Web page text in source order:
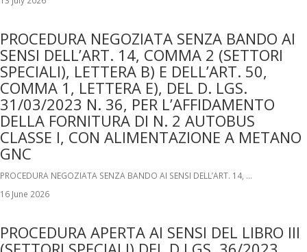
PROCEDURA NEGOZIATA SENZA BANDO AI
SENSI DELL’ART. 14, COMMA 2 (SETTORI
SPECIALI), LETTERA B) E DELL’ART. 50,
COMMA 1, LETTERA E), DEL D. LGS.
31/03/2023 N. 36, PER L’AFFIDAMENTO
DELLA FORNITURA DI N. 2 AUTOBUS
CLASSE I, CON ALIMENTAZIONE A METANO
GNC
PROCEDURA NEGOZIATA SENZA BANDO AI SENSI DELL’ART. 14, …
16 June 2026
PROCEDURA APERTA AI SENSI DEL LIBRO III